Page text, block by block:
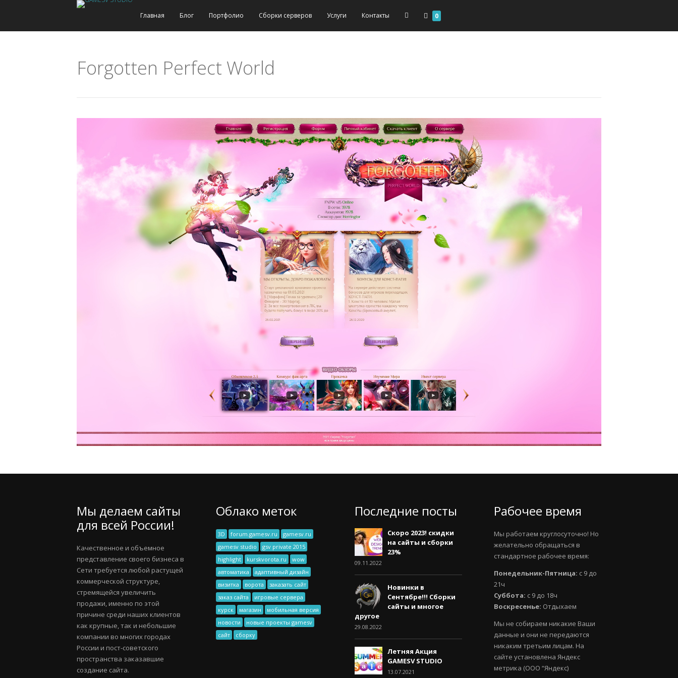
Главная Блог Портфолио Сборки серверов Услуги Контакты 0
Forgotten Perfect World
Мы делаем сайты
для всей России!
Качественное и объемное
представление своего бизнеса в
Сети требуется любой растущей
коммерческой структуре,
стремящейся увеличить
продажи, именно по этой
причине среди наших клиентов
как крупные, так и небольшие
компании во многих городах
России и пост-советского
пространства заказавшие
создание сайта.
Облако меток
3D forum.gamesv.ru
gamesv.ru
gamesv studio
gsv private 2015
highlight
kurskvorota.ru
wow
автоматика
адаптивный дизайн
визитка
ворота
заказать сайт
заказ сайта
игровые сервера
курск
магазин
мобильная версия
новости
новые проекты gamesv
сайт
сборку
Последние посты
Скоро 2023! скидки
на сайты и сборки
23%
09.11.2022
Новинки в
Сентябре!!! Сборки
сайты и многое
другое
29.08.2022
Летняя Акция
GAMESV STUDIO
13.07.2021
Рабочее время
Мы работаем круглосуточно! Но
желательно обращаться в
стандартное рабочее время:
Понедельник-Пятница: с 9 до
21ч
Суббота: с 9 до 18ч
Воскресенье: Отдыхаем
Мы не собираем никакие Ваши
данные и они не передаются
никаким третьим лицам. На
сайте установлена Яндекс
метрика (ООО “Яндекс)